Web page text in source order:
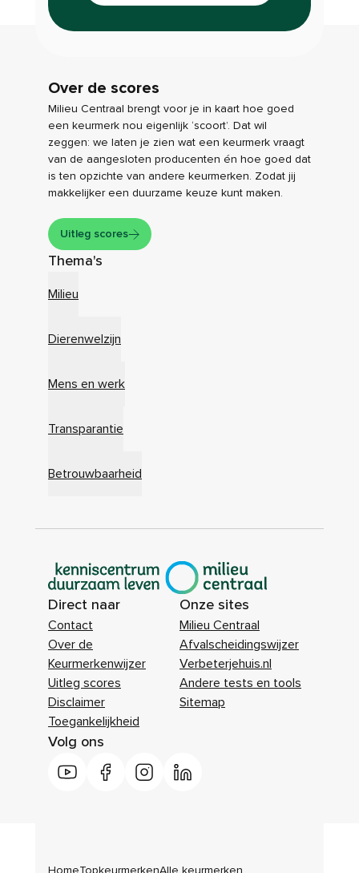
Over de scores
Milieu Centraal brengt voor je in kaart hoe goed
een keurmerk nou eigenlijk ‘scoort’. Dat wil
zeggen: we laten je zien wat een keurmerk vraagt
van de aangesloten producenten én hoe goed dat
is ten opzichte van andere keurmerken. Zodat jij
makkelijker een duurzame keuze kunt maken.
Uitleg scores
Thema's
Milieu
Dierenwelzijn
Mens en werk
Transparantie
Betrouwbaarheid
|
Direct naar
Contact
Over de
Keurmerkenwijzer
Uitleg scores
Disclaimer
Toegankelijkheid
Onze sites
Milieu Centraal
Afvalscheidingswijzer
Verbeterjehuis.nl
Andere tests en tools
Sitemap
Volg ons